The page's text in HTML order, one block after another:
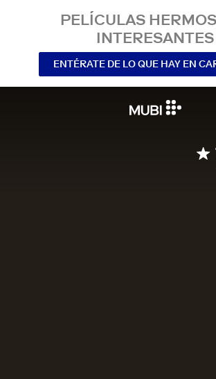
PELÍCULAS
INTERESANTES
ENTÉRATE DE LO QUE HAY EN